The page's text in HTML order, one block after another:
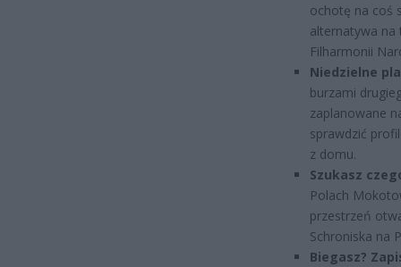
ochotę na coś
alternatywa na
Filharmonii
Niedzielne
burzami
zaplanowane
sprawdzić
z domu.
Szukasz
Polach
przestrzeń
Schroniska na
Biegasz?